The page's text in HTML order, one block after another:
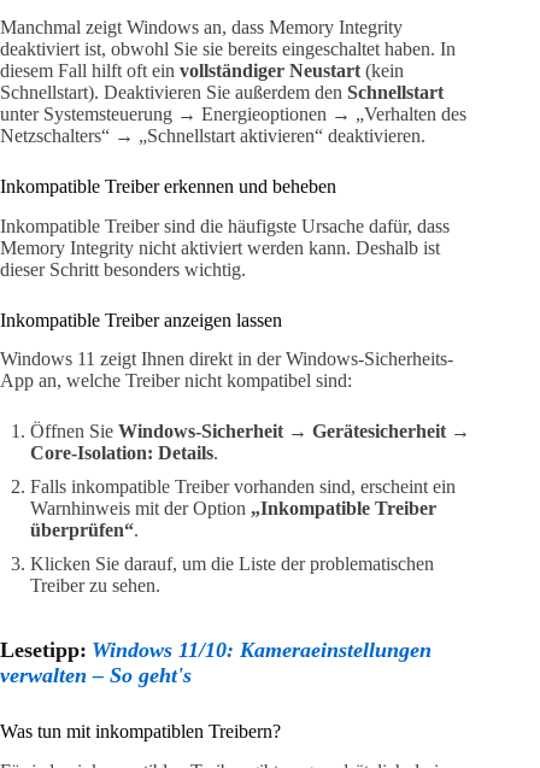
Manchmal zeigt Windows an, dass Memory Integrity
deaktiviert ist, obwohl Sie sie bereits eingeschaltet haben. In
diesem Fall hilft oft ein vollständiger Neustart (kein
Schnellstart). Deaktivieren Sie außerdem den Schnellstart
unter Systemsteuerung → Energieoptionen → „Verhalten des
Netzschalters“ → „Schnellstart aktivieren“ deaktivieren.
Inkompatible Treiber erkennen und beheben
Inkompatible Treiber sind die häufigste Ursache dafür, dass
Memory Integrity nicht aktiviert werden kann. Deshalb ist
dieser Schritt besonders wichtig.
Inkompatible Treiber anzeigen lassen
Windows 11 zeigt Ihnen direkt in der Windows-Sicherheits-
App an, welche Treiber nicht kompatibel sind:
Öffnen Sie Windows-Sicherheit → Gerätesicherheit →
Core-Isolation: Details.
Falls inkompatible Treiber vorhanden sind, erscheint ein
Warnhinweis mit der Option „Inkompatible Treiber
überprüfen“.
Klicken Sie darauf, um die Liste der problematischen
Treiber zu sehen.
Lesetipp: Windows 11/10: Kameraeinstellungen
verwalten – So geht's
Was tun mit inkompatiblen Treibern?